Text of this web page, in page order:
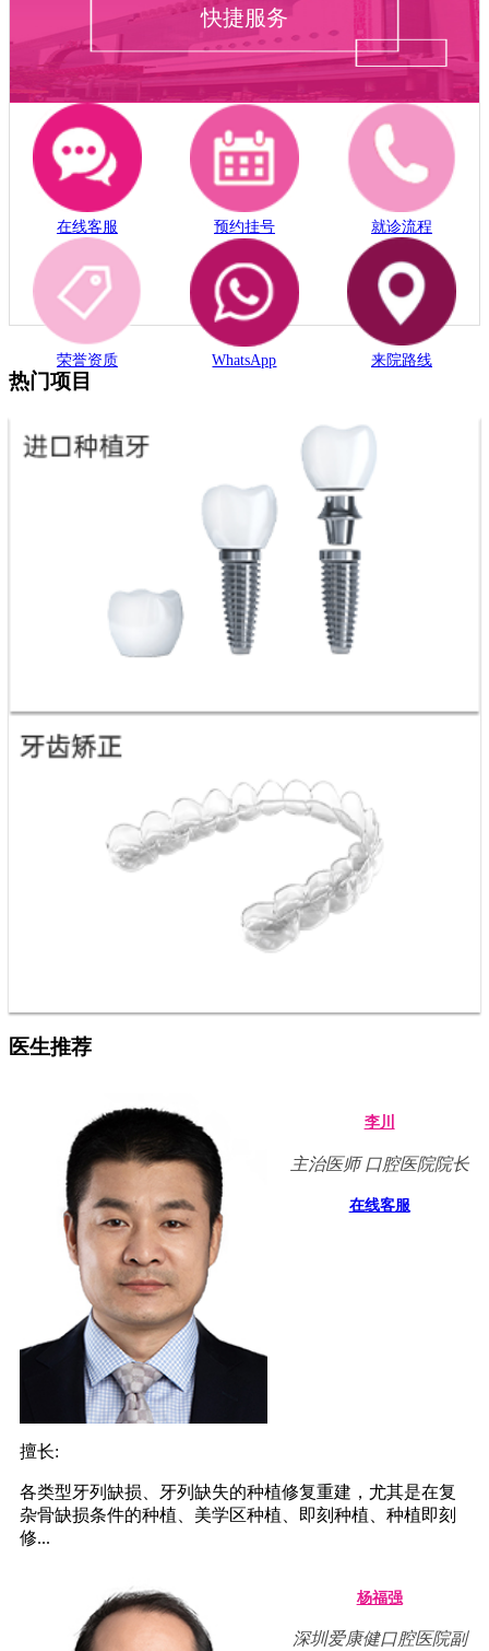
快捷服务
在线客服 预约挂号 就诊流程
荣誉资质 WhatsApp 来院路线
热门项目
医生推荐
李川
主治医师 口腔医院院长
在线客服
擅长:
各类型牙列缺损、牙列缺失的种植修复重建，尤其是在复
杂骨缺损条件的种植、美学区种植、即刻种植、种植即刻
修...
杨福强
深圳爱康健口腔医院副